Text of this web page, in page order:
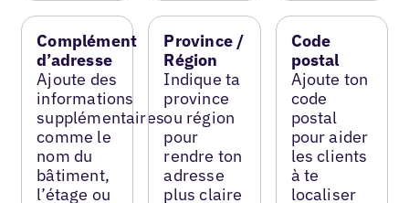
Complément
d’adresse
Ajoute des
informations
supplémentaires
comme le
nom du
bâtiment,
l’étage ou
Province /
Région
Indique ta
province
ou région
pour
rendre ton
adresse
plus claire
Code
postal
Ajoute ton
code
postal
pour aider
les clients
à te
localiser